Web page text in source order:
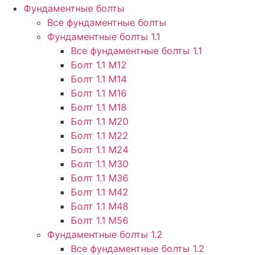
Фундаментные болты
Все фундаментные болты
Фундаментные болты 1.1
Все фундаментные болты 1.1
Болт 1.1 М12
Болт 1.1 М14
Болт 1.1 М16
Болт 1.1 М18
Болт 1.1 М20
Болт 1.1 М22
Болт 1.1 М24
Болт 1.1 М30
Болт 1.1 М36
Болт 1.1 М42
Болт 1.1 М48
Болт 1.1 М56
Фундаментные болты 1.2
Все фундаментные болты 1.2